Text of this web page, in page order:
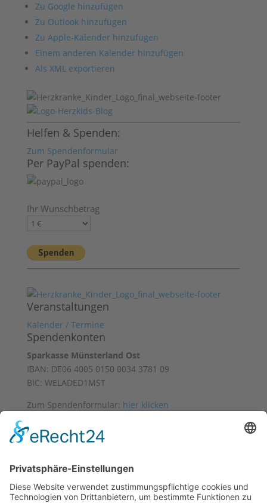
Zu Google hinzufügen
Zu Outlook hinzufügen
Zu Apple-Kalender hinzufügen
Einem anderen Kalender hinzufügen
Als XML exportieren
Helfen & Spenden:
Zum Spendenformular
Per PayPal spenden:
Ihr Wunschbetrag
Veranstaltungen
Kalender / Termine
Spendenkonten
Sparkasse Münsterland Ost
IBAN: DE06 4005 0150 0034 3781 09
BIC: WELADED1MST
Zum Spendenformular: hier klicken
Impressum
Facebook
Instagram